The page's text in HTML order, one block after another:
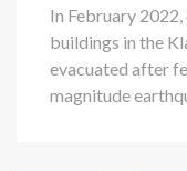
In February
buildings in the
evacuated after
magnitude